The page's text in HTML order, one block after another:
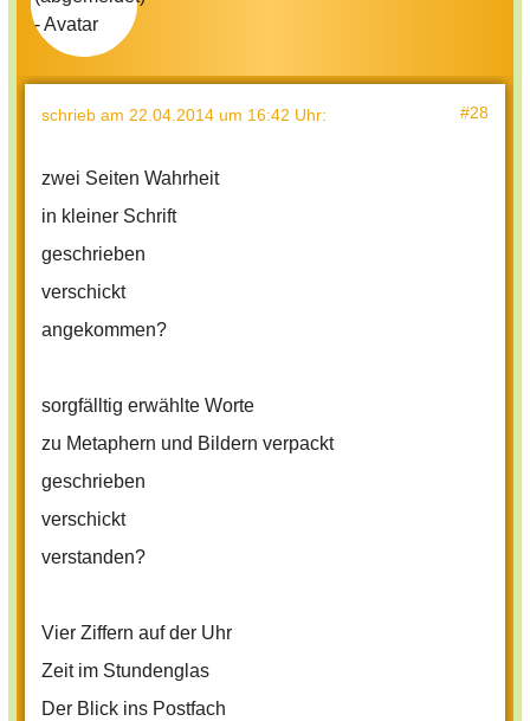
schrieb am 22.04.2014 um 16:42 Uhr: #28
zwei Seiten Wahrheit
in kleiner Schrift
geschrieben
verschickt
angekommen?
sorgfälltig erwählte Worte
zu Metaphern und Bildern verpackt
geschrieben
verschickt
verstanden?
Vier Ziffern auf der Uhr
Zeit im Stundenglas
Der Blick ins Postfach